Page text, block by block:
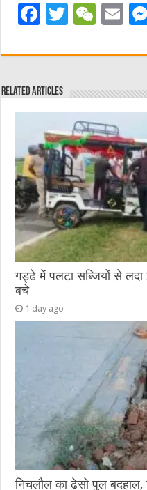
F
c
e
b
o
o
k
T
it
r
W
C
at
E
ai
Related Articles
गड्ढे में पलटा सब्जियों से लदा
बचे
1 day ago
निचलौल का ढेसो पुल बदहाल,